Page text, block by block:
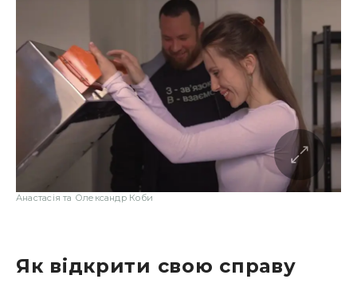
Анастасія та Олександр Коби
Як відкрити свою справу